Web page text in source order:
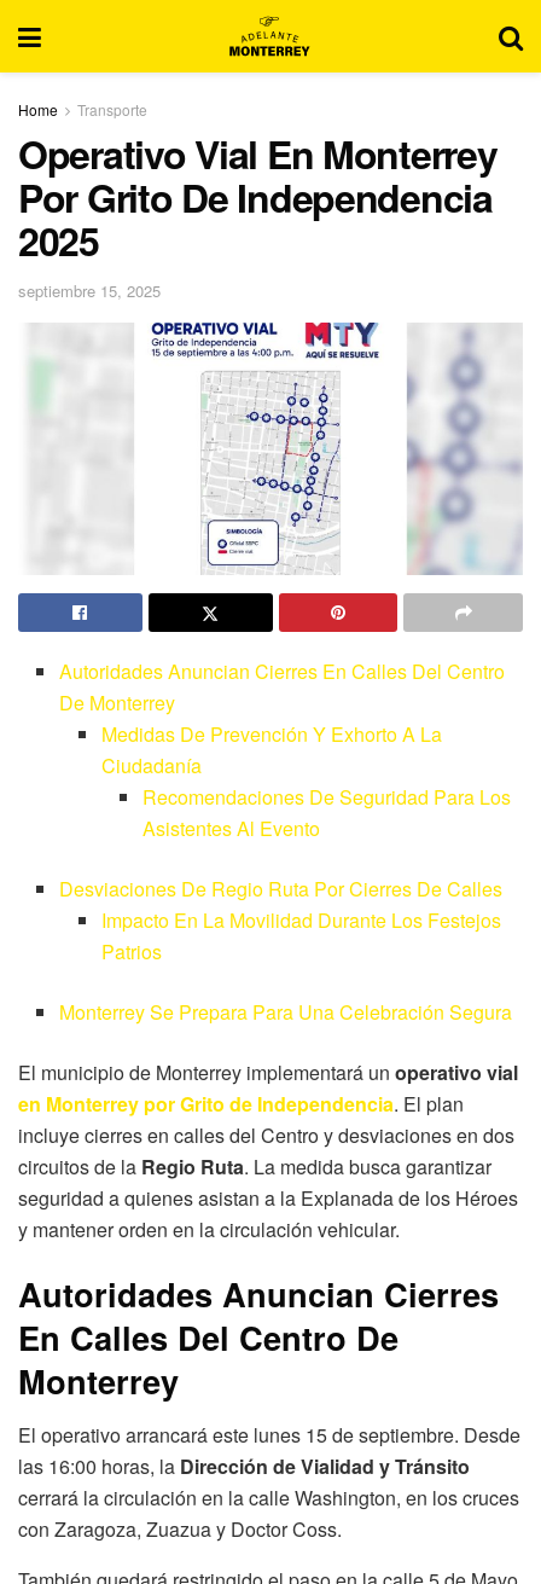
Home Transporte
Operativo Vial En Monterrey
Por Grito De Independencia
2025
septiembre 15, 2025
Autoridades Anuncian Cierres En Calles Del Centro
De Monterrey
Medidas De Prevención Y Exhorto A La
Ciudadanía
Recomendaciones De Seguridad Para Los
Asistentes Al Evento
Desviaciones De Regio Ruta Por Cierres De Calles
Impacto En La Movilidad Durante Los Festejos
Patrios
Monterrey Se Prepara Para Una Celebración Segura
El municipio de Monterrey implementará un operativo vial
en Monterrey por Grito de Independencia. El plan
incluye cierres en calles del Centro y desviaciones en dos
circuitos de la Regio Ruta. La medida busca garantizar
seguridad a quienes asistan a la Explanada de los Héroes
y mantener orden en la circulación vehicular.
Autoridades Anuncian Cierres
En Calles Del Centro De
Monterrey
El operativo arrancará este lunes 15 de septiembre. Desde
las 16:00 horas, la Dirección de Vialidad y Tránsito
cerrará la circulación en la calle Washington, en los cruces
con Zaragoza, Zuazua y Doctor Coss.